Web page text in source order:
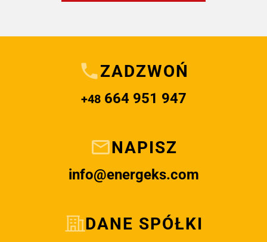
ZADZWOŃ
+48664 951 947
NAPISZ
info@energeks.com
DANE SPÓŁKI